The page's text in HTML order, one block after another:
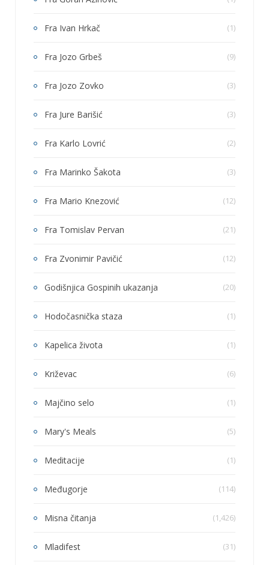
Fra Ivan Hrkač (1)
Fra Jozo Grbeš (9)
Fra Jozo Zovko (3)
Fra Jure Barišić (3)
Fra Karlo Lovrić (2)
Fra Marinko Šakota (3)
Fra Mario Knezović (12)
Fra Tomislav Pervan (21)
Fra Zvonimir Pavičić (12)
Godišnjica Gospinih ukazanja (20)
Hodočasnička staza (1)
Kapelica života (1)
Križevac (6)
Majčino selo (1)
Mary's Meals (5)
Meditacije (1)
Međugorje (114)
Misna čitanja (1,426)
Mladifest (31)